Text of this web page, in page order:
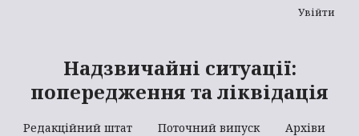
Надзвичайні ситуації:
попередження та ліквідація
Редакційний штат Поточний випуск Архіви
Увійти